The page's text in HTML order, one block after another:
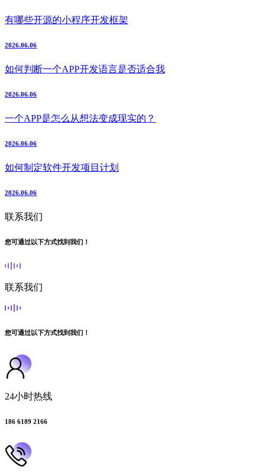
有哪些开源的小程序开发框架
2026.06.06
如何判断一个APP开发语言是否适合我
2026.06.06
一个APP是怎么从想法变成现实的？
2026.06.06
如何制定软件开发项目计划
2026.06.06
联系我们
您可通过以下方式找到我们！
联系我们
您可通过以下方式找到我们！
24小时热线
186 6189 2166